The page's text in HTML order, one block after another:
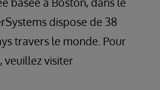
dispose de 38
travers le monde. Pour
veuillez visiter